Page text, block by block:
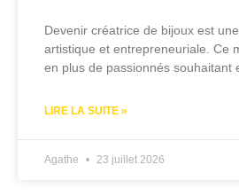
Devenir créatrice de bijoux est
artistique et entrepreneuriale. Ce
en plus de passionnés souhaitant
LIRE LA SUITE »
Agathe 23 juillet 2026